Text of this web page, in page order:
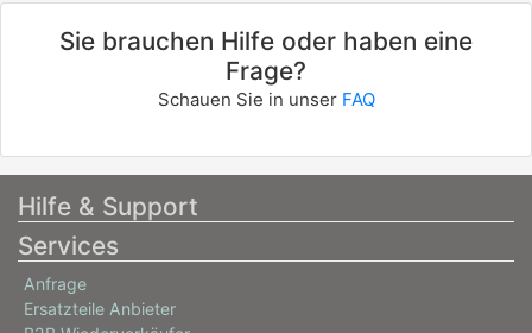
Sie brauchen Hilfe oder haben eine
Frage?
Schauen Sie in unser FAQ
Hilfe & Support
Services
Anfrage
Ersatzteile Anbieter